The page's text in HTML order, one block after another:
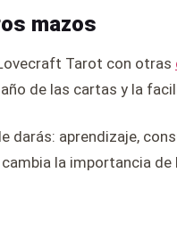
mazos
Tarot con otras
de las cartas y la
darás: aprendizaje,
la importancia